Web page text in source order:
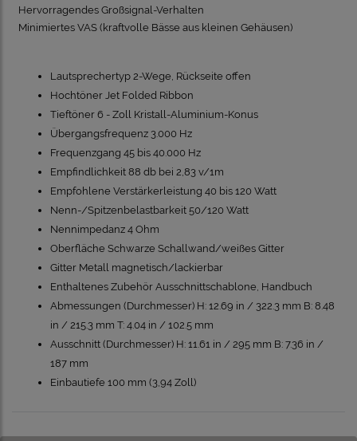
Hervorragendes Großsignal-Verhalten
Minimiertes VAS (kraftvolle Bässe aus kleinen Gehäusen)
Lautsprechertyp 2-Wege, Rückseite offen
Hochtöner Jet Folded Ribbon
Tieftöner 6 - Zoll Kristall-Aluminium-Konus
Übergangsfrequenz 3.000 Hz
Frequenzgang 45 bis 40.000 Hz
Empfindlichkeit 88 db bei 2,83 v/1m
Empfohlene Verstärkerleistung 40 bis 120 Watt
Nenn-/Spitzenbelastbarkeit 50/120 Watt
Nennimpedanz 4 Ohm
Oberfläche Schwarze Schallwand/weißes Gitter
Gitter Metall magnetisch/lackierbar
Enthaltenes Zubehör Ausschnittschablone, Handbuch
Abmessungen (Durchmesser) H: 12.69 in / 322.3 mm B: 8.48
in / 215.3 mm T: 4.04 in / 102.5 mm
Ausschnitt (Durchmesser) H: 11.61 in / 295 mm B: 7.36 in /
187 mm
Einbautiefe 100 mm (3,94 Zoll)